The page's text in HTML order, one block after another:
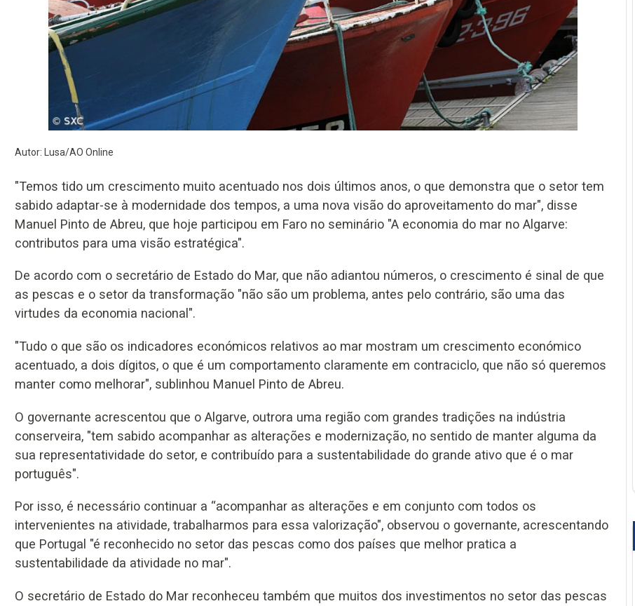
Autor: Lusa/AO Online
"Temos tido um crescimento muito acentuado nos dois últimos anos, o que demonstra que o setor tem
sabido adaptar-se à modernidade dos tempos, a uma nova visão do aproveitamento do mar", disse
Manuel Pinto de Abreu, que hoje participou em Faro no seminário "A economia do mar no Algarve:
contributos para uma visão estratégica".
De acordo com o secretário de Estado do Mar, que não adiantou números, o crescimento é sinal de que
as pescas e o setor da transformação "não são um problema, antes pelo contrário, são uma das
virtudes da economia nacional".
"Tudo o que são os indicadores económicos relativos ao mar mostram um crescimento económico
acentuado, a dois dígitos, o que é um comportamento claramente em contraciclo, que não só queremos
manter como melhorar", sublinhou Manuel Pinto de Abreu.
O governante acrescentou que o Algarve, outrora uma região com grandes tradições na indústria
conserveira, "tem sabido acompanhar as alterações e modernização, no sentido de manter alguma da
sua representatividade do setor, e contribuído para a sustentabilidade do grande ativo que é o mar
português".
Por isso, é necessário continuar a “acompanhar as alterações e em conjunto com todos os
intervenientes na atividade, trabalharmos para essa valorização", observou o governante, acrescentando
que Portugal "é reconhecido no setor das pescas como dos países que melhor pratica a
sustentabilidade da atividade no mar".
O secretário de Estado do Mar reconheceu também que muitos dos investimentos no setor das pescas